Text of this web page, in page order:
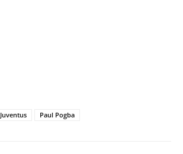
Juventus Paul Pogba